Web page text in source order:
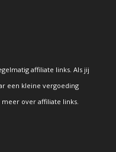
affiliate links. Als jij
een kleine vergoeding
meer over affiliate links.